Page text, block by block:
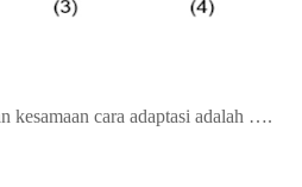
kesamaan cara adaptasi adalah ….